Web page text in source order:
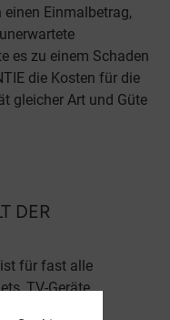
Einmalbetrag,
es zu einem Schaden
die Kosten für die
gleicher Art und Güte
DER
ist für fast alle
TV-Geräte,